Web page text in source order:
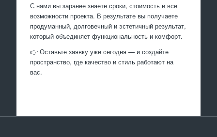
С нами вы заранее знаете сроки, стоимость и все
возможности проекта. В результате вы получаете
продуманный, долговечный и эстетичный результат,
который объединяет функциональность и комфорт.
👉 Оставьте заявку уже сегодня — и создайте
пространство, где качество и стиль работают на
вас.